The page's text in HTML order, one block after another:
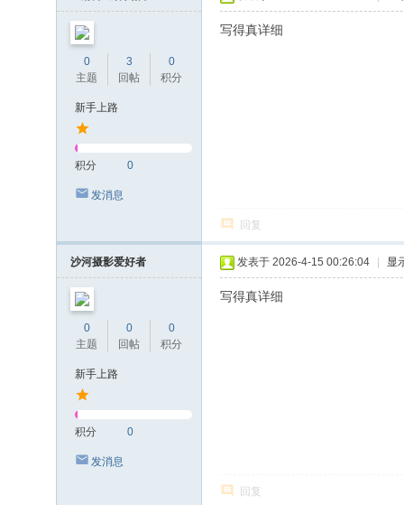
0
主题
3
回帖
0
积分
新手上路
积分 0
发消息
写得真详细
回复
沙河摄影爱好者
0
主题
0
回帖
0
积分
新手上路
积分 0
发消息
发表于 2026-4-15 00:26:04 显
写得真详细
回复